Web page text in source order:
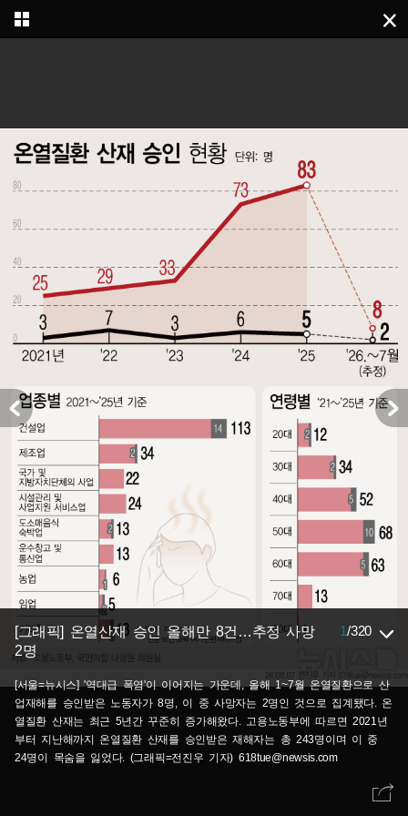
[그래픽] 온열산재 승인 올해만 8건…추정 사망
2명
1/320
[서울=뉴시스] '역대급 폭염'이 이어지는 가운데, 올해 1~7월 온열질환으로 산
업재해를 승인받은 노동자가 8명, 이 중 사망자는 2명인 것으로 집계됐다. 온
열질환 산재는 최근 5년간 꾸준히 증가해왔다. 고용노동부에 따르면 2021년
부터 지난해까지 온열질환 산재를 승인받은 재해자는 총 243명이며 이 중
24명이 목숨을 잃었다. (그래픽=전진우 기자) 618tue@newsis.com